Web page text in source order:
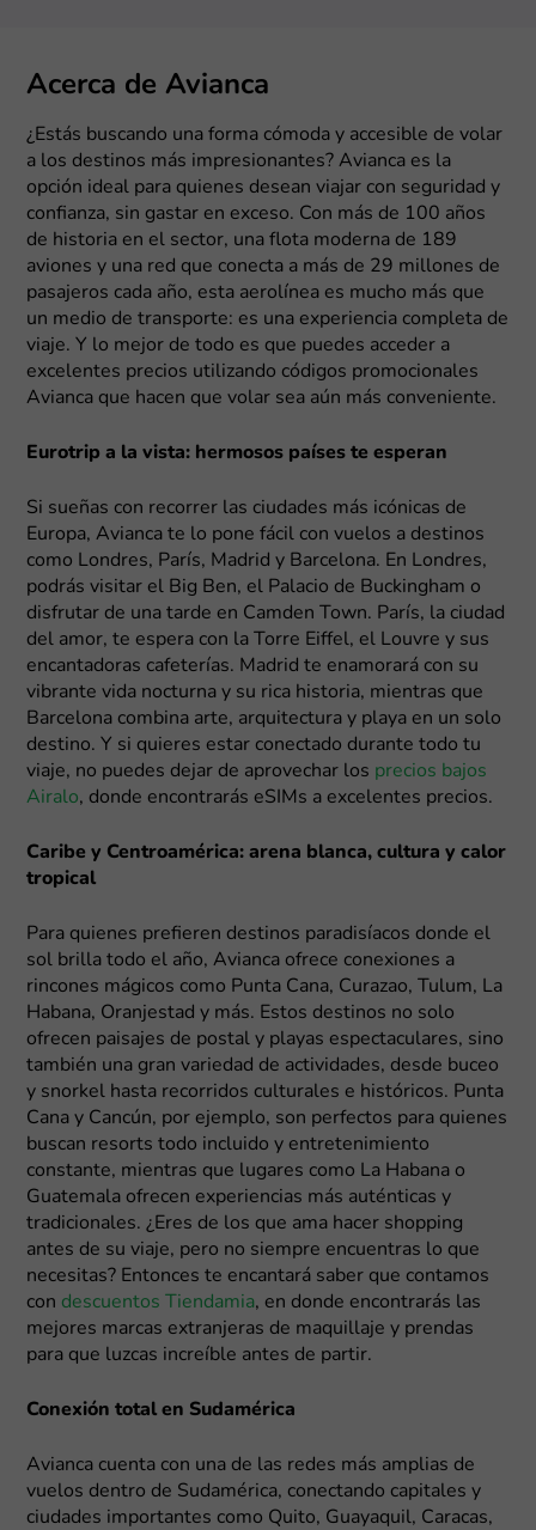
Acerca de Avianca
¿Estás buscando una forma cómoda y accesible de volar
a los destinos más impresionantes? Avianca es la
opción ideal para quienes desean viajar con seguridad y
confianza, sin gastar en exceso. Con más de 100 años
de historia en el sector, una flota moderna de 189
aviones y una red que conecta a más de 29 millones de
pasajeros cada año, esta aerolínea es mucho más que
un medio de transporte: es una experiencia completa de
viaje. Y lo mejor de todo es que puedes acceder a
excelentes precios utilizando códigos promocionales
Avianca que hacen que volar sea aún más conveniente.
Eurotrip a la vista: hermosos países te esperan
Si sueñas con recorrer las ciudades más icónicas de
Europa, Avianca te lo pone fácil con vuelos a destinos
como Londres, París, Madrid y Barcelona. En Londres,
podrás visitar el Big Ben, el Palacio de Buckingham o
disfrutar de una tarde en Camden Town. París, la ciudad
del amor, te espera con la Torre Eiffel, el Louvre y sus
encantadoras cafeterías. Madrid te enamorará con su
vibrante vida nocturna y su rica historia, mientras que
Barcelona combina arte, arquitectura y playa en un solo
destino. Y si quieres estar conectado durante todo tu
viaje, no puedes dejar de aprovechar los precios bajos
Airalo, donde encontrarás eSIMs a excelentes precios.
Caribe y Centroamérica: arena blanca, cultura y calor
tropical
Para quienes prefieren destinos paradisíacos donde el
sol brilla todo el año, Avianca ofrece conexiones a
rincones mágicos como Punta Cana, Curazao, Tulum, La
Habana, Oranjestad y más. Estos destinos no solo
ofrecen paisajes de postal y playas espectaculares, sino
también una gran variedad de actividades, desde buceo
y snorkel hasta recorridos culturales e históricos. Punta
Cana y Cancún, por ejemplo, son perfectos para quienes
buscan resorts todo incluido y entretenimiento
constante, mientras que lugares como La Habana o
Guatemala ofrecen experiencias más auténticas y
tradicionales. ¿Eres de los que ama hacer shopping
antes de su viaje, pero no siempre encuentras lo que
necesitas? Entonces te encantará saber que contamos
con descuentos Tiendamia, en donde encontrarás las
mejores marcas extranjeras de maquillaje y prendas
para que luzcas increíble antes de partir.
Conexión total en Sudamérica
Avianca cuenta con una de las redes más amplias de
vuelos dentro de Sudamérica, conectando capitales y
ciudades importantes como Quito, Guayaquil, Caracas,